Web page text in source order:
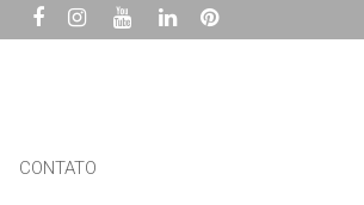
CONTATO